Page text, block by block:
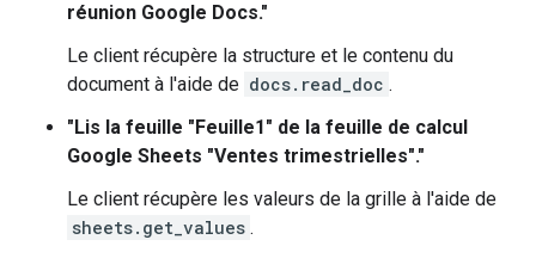
réunion Google Docs."
Le client récupère la structure et le contenu du
document à l'aide de docs.read_doc .
"Lis la feuille "Feuille1" de la feuille de calcul
Google Sheets "Ventes trimestrielles"."
Le client récupère les valeurs de la grille à l'aide de
sheets.get_values .